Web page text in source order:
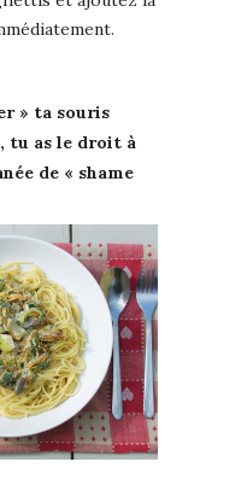
» ta souris
tu as le droit à
de « shame